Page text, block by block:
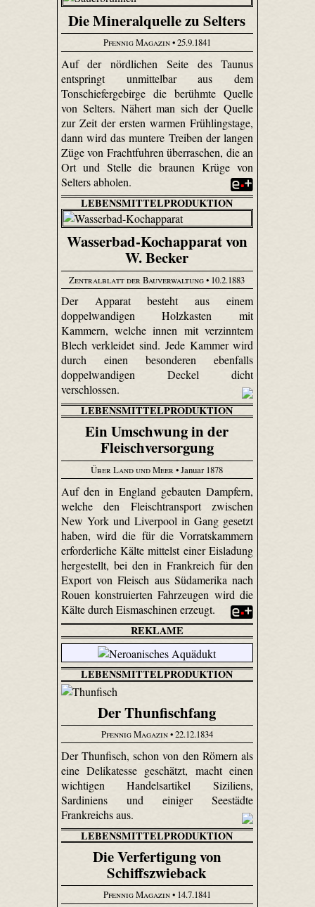
Die Mineralquelle zu Selters
Pfennig Magazin• 25.9.1841
Auf der nördlichen Seite des Taunus
entspringt unmittelbar aus dem
Tonschiefergebirge die berühmte Quelle
von Selters. Nähert man sich der Quelle
zur Zeit der ersten warmen Frühlingstage,
dann wird das muntere Treiben der langen
Züge von Frachtfuhren überraschen, die an
Ort und Stelle die braunen Krüge von
Selters abholen.
LEBENSMITTELPRODUKTION
Wasserbad-Kochapparat von
W. Becker
Zentralblatt der Bauverwaltung• 10.2.1883
Der Apparat besteht aus einem
doppelwandigen Holzkasten mit
Kammern, welche innen mit verzinntem
Blech verkleidet sind. Jede Kammer wird
durch einen besonderen ebenfalls
doppelwandigen Deckel dicht
verschlossen.
LEBENSMITTELPRODUKTION
Ein Umschwung in der
Fleischversorgung
Über Land und Meer• Januar 1878
Auf den in England gebauten Dampfern,
welche den Fleischtransport zwischen
New York und Liverpool in Gang gesetzt
haben, wird die für die Vorratskammern
erforderliche Kälte mittelst einer Eisladung
hergestellt, bei den in Frankreich für den
Export von Fleisch aus Südamerika nach
Rouen konstruierten Fahrzeugen wird die
Kälte durch Eismaschinen erzeugt.
REKLAME
LEBENSMITTELPRODUKTION
Der Thunfischfang
Pfennig Magazin• 22.12.1834
Der Thunfisch, schon von den Römern als
eine Delikatesse geschätzt, macht einen
wichtigen Handelsartikel Siziliens,
Sardiniens und einiger Seestädte
Frankreichs aus.
LEBENSMITTELPRODUKTION
Die Verfertigung von
Schiffszwieback
Pfennig Magazin• 14.7.1841